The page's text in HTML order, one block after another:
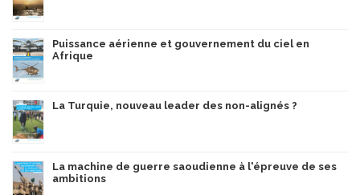
Puissance aérienne et gouvernement du ciel en
Afrique
La Turquie, nouveau leader des non-alignés ?
La machine de guerre saoudienne à l'épreuve de ses
ambitions